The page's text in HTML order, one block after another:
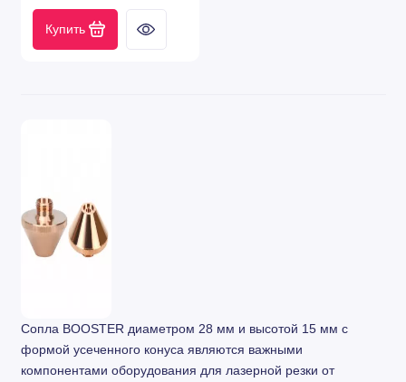
Купить
Сопла BOOSTER диаметром 28 мм и высотой 15 мм с
формой усеченного конуса являются важными
компонентами оборудования для лазерной резки от